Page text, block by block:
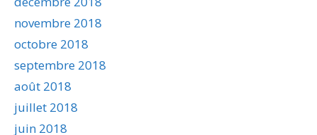
novembre 2018
octobre 2018
septembre 2018
août 2018
juillet 2018
juin 2018